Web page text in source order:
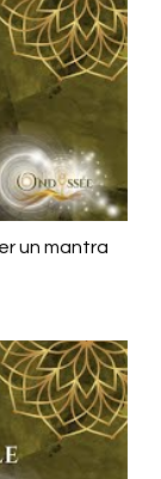
un mantra